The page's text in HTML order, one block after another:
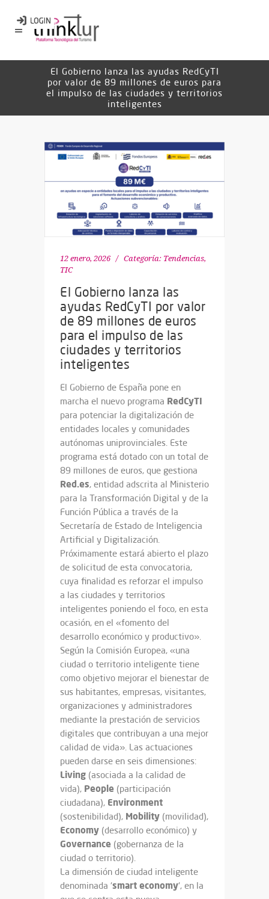
El Gobierno lanza las ayudas RedCyTI
por valor de 89 millones de euros para
el impulso de las ciudades y territorios
inteligentes
12 enero, 2026 Categoría: Tendencias,
TIC
El Gobierno lanza las
ayudas RedCyTI por valor
de 89 millones de euros
para el impulso de las
ciudades y territorios
inteligentes
El Gobierno de España pone en
marcha el nuevo programa RedCyTI
para potenciar la digitalización de
entidades locales y comunidades
autónomas uniprovinciales. Este
programa está dotado con un total de
89 millones de euros, que gestiona
Red.es, entidad adscrita al Ministerio
para la Transformación Digital y de la
Función Pública a través de la
Secretaría de Estado de Inteligencia
Artificial y Digitalización.
Próximamente estará abierto el plazo
de solicitud de esta convocatoria,
cuya finalidad es reforzar el impulso
a las ciudades y territorios
inteligentes poniendo el foco, en esta
ocasión, en el «fomento del
desarrollo económico y productivo».
Según la Comisión Europea, «una
ciudad o territorio inteligente tiene
como objetivo mejorar el bienestar de
sus habitantes, empresas, visitantes,
organizaciones y administradores
mediante la prestación de servicios
digitales que contribuyan a una mejor
calidad de vida». Las actuaciones
pueden darse en seis dimensiones:
Living (asociada a la calidad de
vida), People (participación
ciudadana), Environment
(sostenibilidad), Mobility (movilidad),
Economy (desarrollo económico) y
Governance (gobernanza de la
ciudad o territorio).
La dimensión de ciudad inteligente
denominada ‘smart economy‘, en la